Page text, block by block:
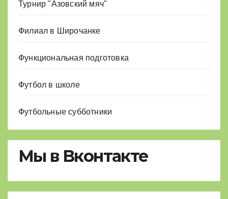
Турнир "Азовский мяч"
Филиал в Широчанке
Функциональная подготовка
Футбол в школе
Футбольные субботники
Мы в Вконтакте